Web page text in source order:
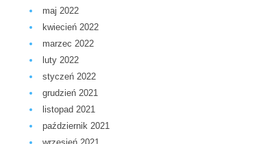
maj 2022
kwiecień 2022
marzec 2022
luty 2022
styczeń 2022
grudzień 2021
listopad 2021
październik 2021